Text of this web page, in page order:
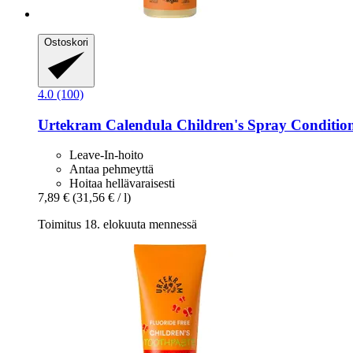
Ostoskori
4.0 (100)
Urtekram Calendula Children's Spray
Leave-In-hoito
Antaa pehmeyttä
Hoitaa hellävaraisesti
7,89 € (31,56 € / l)
Toimitus 18. elokuuta mennessä